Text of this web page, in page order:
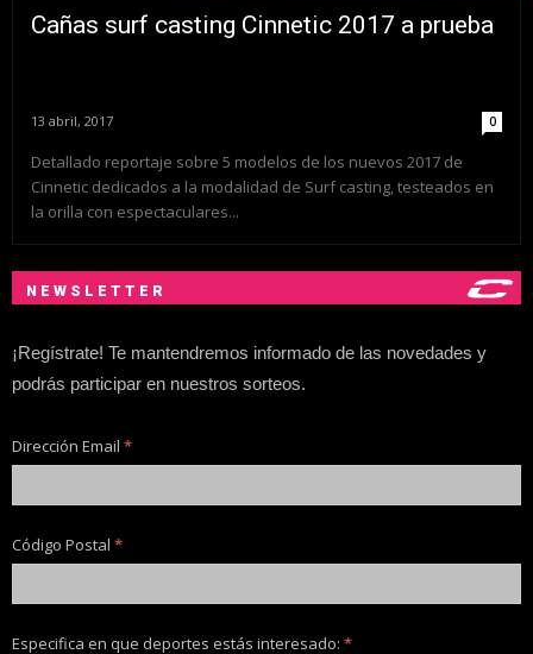
Cañas surf casting Cinnetic 2017 a prueba
13 abril, 2017 0
Detallado reportaje sobre 5 modelos de los nuevos 2017 de
Cinnetic dedicados a la modalidad de Surf casting, testeados en
la orilla con espectaculares...
NEWSLETTER
¡Regístrate! Te mantendremos informado de las novedades y
podrás participar en nuestros sorteos.
Dirección Email *
Código Postal *
Especifica en que deportes estás interesado: *